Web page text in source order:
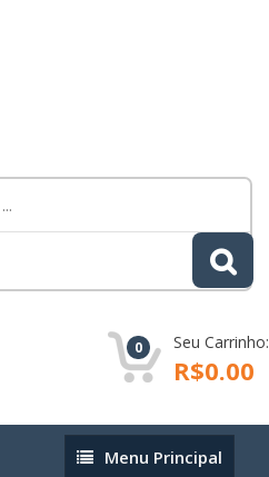
0 Seu Carrinho:
R$0.00
MenuMenu Principal